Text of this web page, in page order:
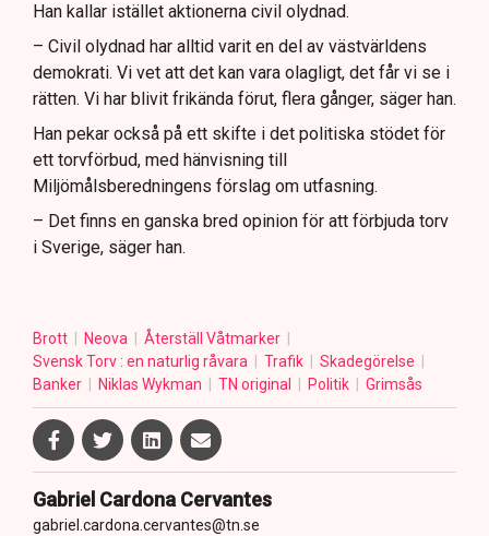
Han kallar istället aktionerna civil olydnad.
– Civil olydnad har alltid varit en del av västvärldens
demokrati. Vi vet att det kan vara olagligt, det får vi se i
rätten. Vi har blivit frikända förut, flera gånger, säger han.
Han pekar också på ett skifte i det politiska stödet för
ett torvförbud, med hänvisning till
Miljömålsberedningens förslag om utfasning.
– Det finns en ganska bred opinion för att förbjuda torv
i Sverige, säger han.
Brott Neova
Återställ Våtmarker
Svensk Torv : en naturlig råvara
Trafik
Skadegörelse
Banker
Niklas Wykman TN original Politik Grimsås
Gabriel Cardona Cervantes
gabriel.cardona.cervantes@tn.se